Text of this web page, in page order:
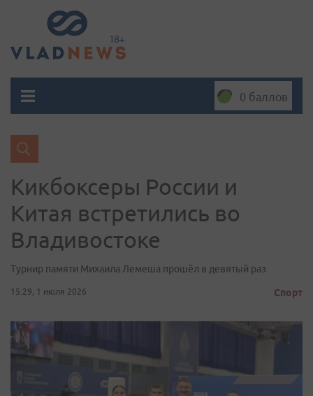
0 баллов
Кикбоксеры России и
Китая встретились во
Владивостоке
Турнир памяти Михаила Лемеша прошёл в девятый раз
15:29, 1 июля 2026 Спорт